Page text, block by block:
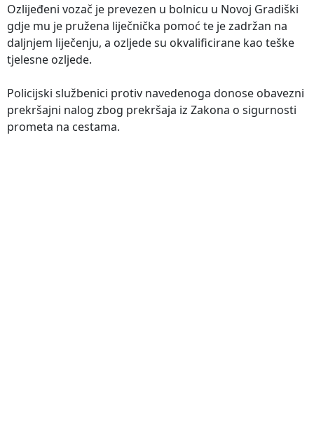
Ozlijeđeni vozač je prevezen u bolnicu u Novoj Gradiški
gdje mu je pružena liječnička pomoć te je zadržan na
daljnjem liječenju, a ozljede su okvalificirane kao teške
tjelesne ozljede.
Policijski službenici protiv navedenoga donose obavezni
prekršajni nalog zbog prekršaja iz Zakona o sigurnosti
prometa na cestama.